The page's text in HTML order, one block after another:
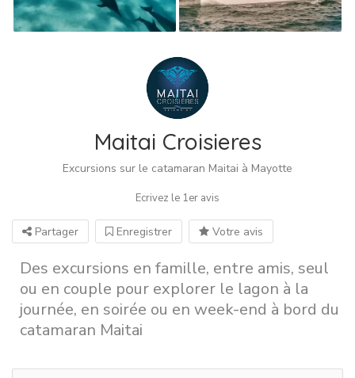
Maitai Croisieres
Excursions sur le catamaran Maitai à Mayotte
Ecrivez le 1er avis
Partager Enregistrer Votre avis
Des excursions en famille, entre amis, seul
ou en couple pour explorer le lagon à la
journée, en soirée ou en week-end à bord du
catamaran Maitai